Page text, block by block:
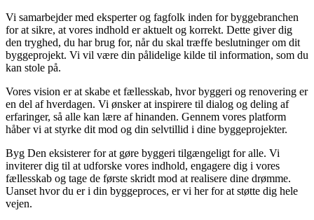
Vi samarbejder med eksperter og fagfolk inden for byggebranchen
for at sikre, at vores indhold er aktuelt og korrekt. Dette giver dig
den tryghed, du har brug for, når du skal træffe beslutninger om dit
byggeprojekt. Vi vil være din pålidelige kilde til information, som du
kan stole på.
Vores vision er at skabe et fællesskab, hvor byggeri og renovering er
en del af hverdagen. Vi ønsker at inspirere til dialog og deling af
erfaringer, så alle kan lære af hinanden. Gennem vores platform
håber vi at styrke dit mod og din selvtillid i dine byggeprojekter.
Byg Den eksisterer for at gøre byggeri tilgængeligt for alle. Vi
inviterer dig til at udforske vores indhold, engagere dig i vores
fællesskab og tage de første skridt mod at realisere dine drømme.
Uanset hvor du er i din byggeproces, er vi her for at støtte dig hele
vejen.